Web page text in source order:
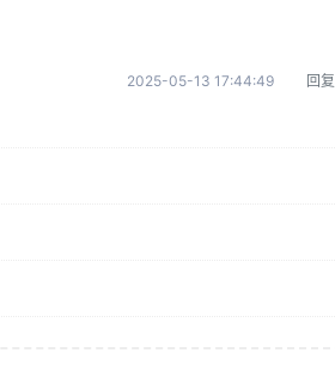
2025-05-13 17:44:49 回复